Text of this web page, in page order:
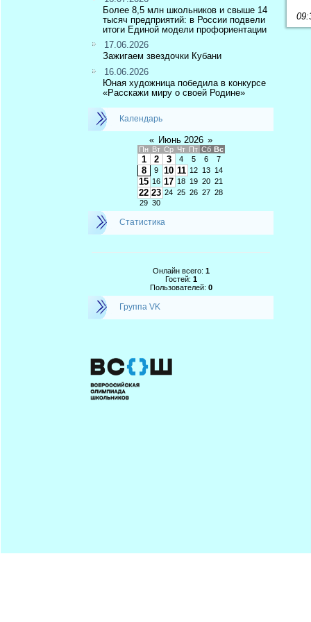
Более 8,5 млн школьников и свыше 14
тысяч предприятий: в России подвели
итоги Единой модели профориентации
17.06.2026
Зажигаем звездочки Кубани
16.06.2026
Юная художница победила в конкурсе
«Расскажи миру о своей Родине»
Календарь
« Июнь 2026 »
Пн Вт Ср Чт Пт Сб Вс
1 2 3 4 5 6 7
8 9 10 11 12 13 14
15 16 17 18 19 20 21
22 23 24 25 26 27 28
29 30
Статистика
Онлайн всего: 1
Гостей: 1
Пользователей: 0
Группа VK